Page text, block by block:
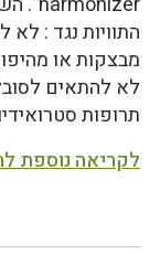
התוויות נגד :
מבצקות או
לא להתאים
תרופות
לקריאה נוספת